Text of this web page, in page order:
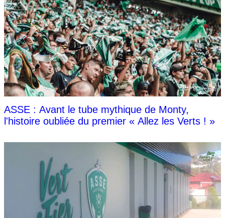
ASSE : Avant le tube mythique de Monty,
l'histoire oubliée du premier « Allez les Verts ! »